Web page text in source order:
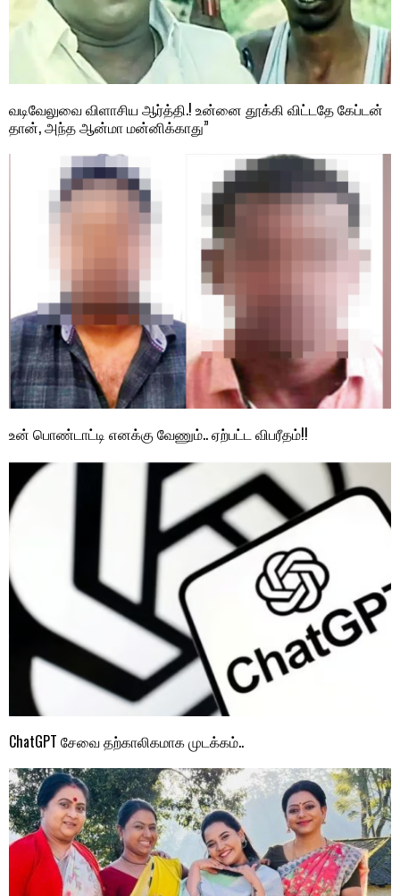
வடிவேலுவை விளாசிய ஆர்த்தி.! உன்னை தூக்கி விட்டதே கேப்டன்
தான், அந்த ஆன்மா மன்னிக்காது”
உன் பொண்டாட்டி எனக்கு வேணும்.. ஏற்பட்ட விபரீதம்!!
ChatGPT சேவை தற்காலிகமாக முடக்கம்..